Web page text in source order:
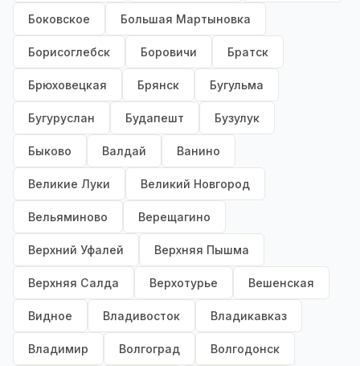
Боковское Большая Мартыновка
Борисоглебск Боровичи Братск
Брюховецкая Брянск Бугульма
Бугуруслан Будапешт Бузулук
Быково Валдай Ванино
Великие Луки Великий Новгород
Вельяминово Верещагино
Верхний Уфалей Верхняя Пышма
Верхняя Салда Верхотурье Вешенская
Видное Владивосток Владикавказ
Владимир Волгоград Волгодонск